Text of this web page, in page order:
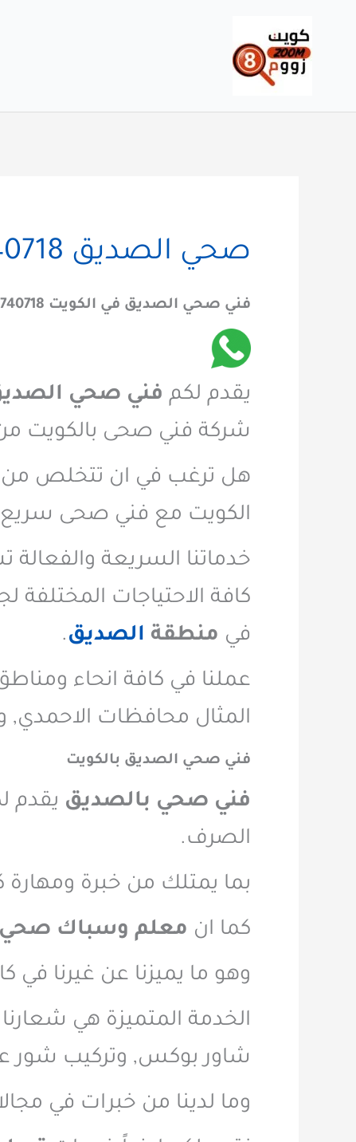
المحتوى
صحي الصديق 60740718
فني صحي الصديق في الكويت 60740718
يقدم لكم فني صحي
شركة فني صحى بالكويت
هل ترغب في ان تتخلص من
الكويت مع فني صحى سريع
خدماتنا السريعة
كافة الاحتياجات
في منطقة الصديق.
عملنا في كافة انحاء
المثال محافظات الاحمدي,
فني صحي الصديق بالكويت
فني صحي بالصديق يقدم
الصرف.
بما يمتلك من خبرة ومهارة
كما ان معلم وسباك صحي
وهو ما يميزنا عن غيرنا
الخدمة المتميزة هي
شاور بوكس, وتركيب شور
وما لدينا من خبرات في